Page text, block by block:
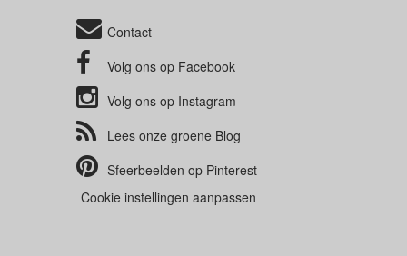
Contact
Volg ons op Facebook
Volg ons op Instagram
Lees onze groene Blog
Sfeerbeelden op Pinterest
Cookie instellingen aanpassen